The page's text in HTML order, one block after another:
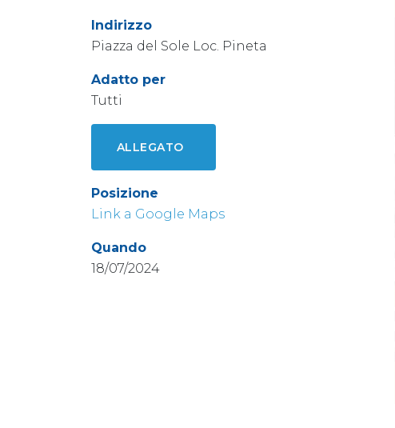
Indirizzo
Piazza del Sole Loc. Pineta
Adatto per
Tutti
ALLEGATO
Posizione
Link a Google Maps
Quando
18/07/2024